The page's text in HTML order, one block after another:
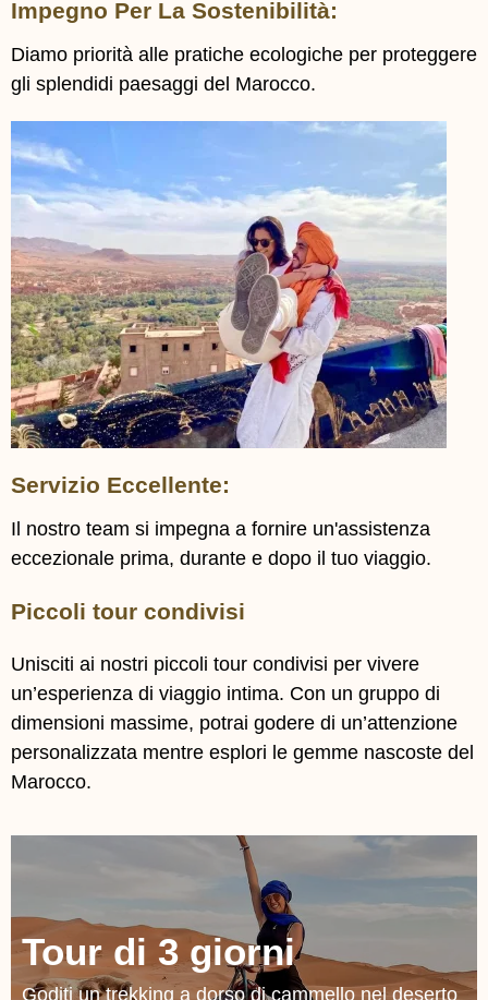
Impegno Per La Sostenibilità:
Diamo priorità alle pratiche ecologiche per proteggere
gli splendidi paesaggi del Marocco.
Servizio Eccellente:
Il nostro team si impegna a fornire un'assistenza
eccezionale prima, durante e dopo il tuo viaggio.
Piccoli tour condivisi
Unisciti ai nostri piccoli tour condivisi per vivere
un’esperienza di viaggio intima. Con un gruppo di
dimensioni massime, potrai godere di un’attenzione
personalizzata mentre esplori le gemme nascoste del
Marocco.
Tour di 3 giorni
Goditi un trekking a dorso di cammello nel deserto